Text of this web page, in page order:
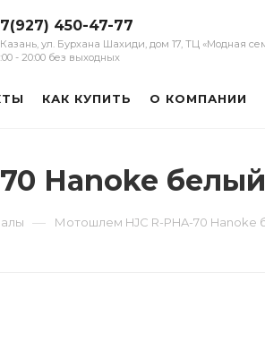
450-47-77
Казань, ул. Бурхана Шахиди, дом 17, ТЦ «Модная
- 20:00 без выходных
КАК КУПИТЬ О КОМПАНИИ
Hanoke
— Мотошлем HJC R-PHA-70 Hanoke